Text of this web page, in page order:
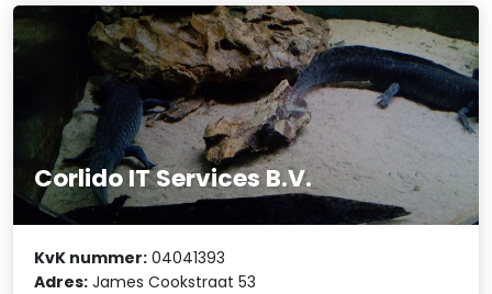
Corlido IT Services B.V.
KvK nummer: 04041393
Adres: James Cookstraat 53